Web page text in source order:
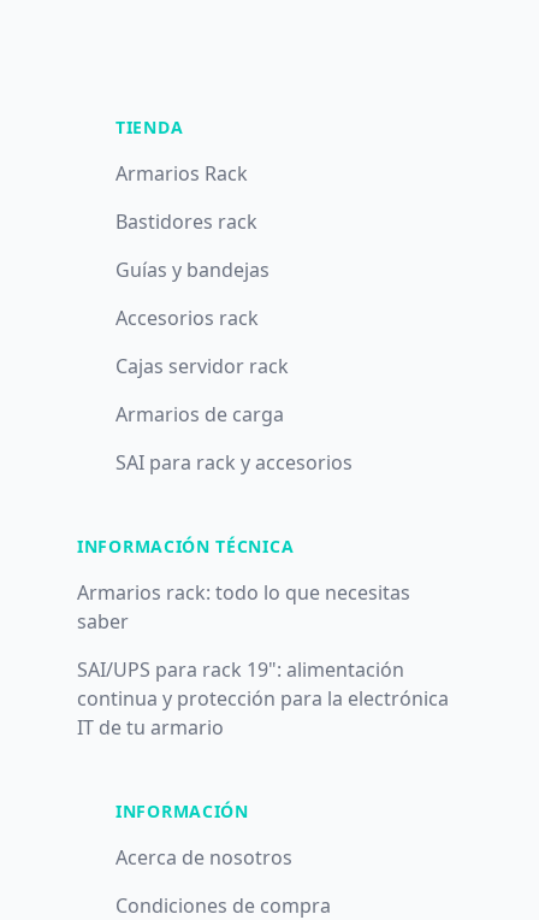
TIENDA
Armarios Rack
Bastidores rack
Guías y bandejas
Accesorios rack
Cajas servidor rack
Armarios de carga
SAI para rack y accesorios
INFORMACIÓN TÉCNICA
Armarios rack: todo lo que necesitas
saber
SAI/UPS para rack 19": alimentación
continua y protección para la electrónica
IT de tu armario
INFORMACIÓN
Acerca de nosotros
Condiciones de compra